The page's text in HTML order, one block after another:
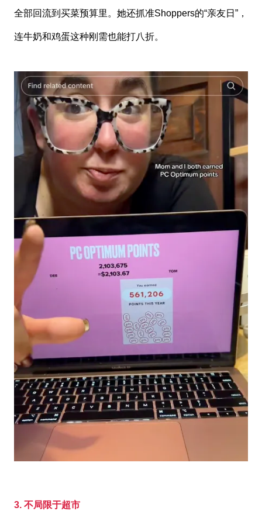
全部回流到买菜预算里。她还抓准Shoppers的“亲友日”，
连牛奶和鸡蛋这种刚需也能打八折。
3. 不局限于超市